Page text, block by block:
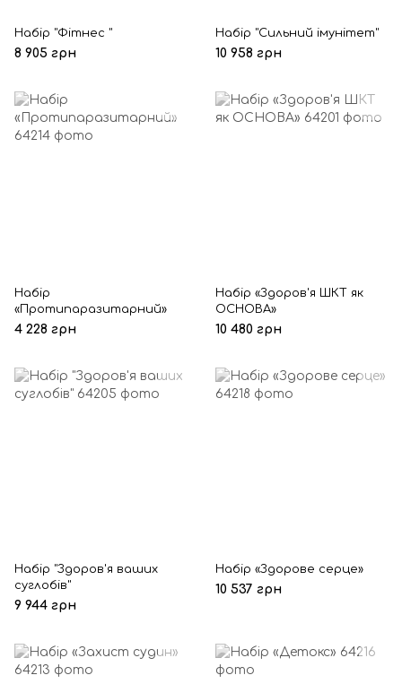
Набір "Фітнес ӀӀ"
8 905 грн
Набір "Сильний імунітет"
10 958 грн
Набір
«Протипаразитарний»
4 228 грн
Набір «Здоров'я ШКТ як
ОСНОВА»
10 480 грн
Набір "Здоров'я ваших
суглобів"
9 944 грн
Набір «Здорове серце»
10 537 грн